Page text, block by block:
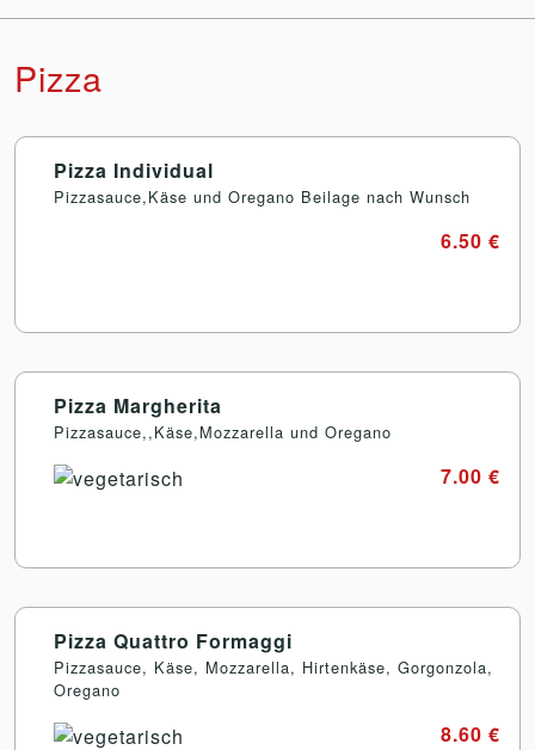
Pizza
Pizza Individual
Pizzasauce,Käse und Oregano Beilage nach Wunsch
6.50 €
Pizza Margherita
Pizzasauce,,Käse,Mozzarella und Oregano
7.00 €
Pizza Quattro Formaggi
Pizzasauce, Käse, Mozzarella, Hirtenkäse, Gorgonzola,
Oregano
8.60 €